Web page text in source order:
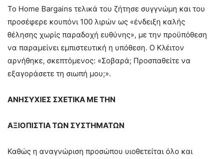
Το Home Bargains τελικά του ζήτησε συγγνώμη και του
προσέφερε κουπόνι 100 λιρών ως «ένδειξη καλής
θέλησης χωρίς παραδοχή ευθύνης», με την προϋπόθεση
να παραμείνει εμπιστευτική η υπόθεση. Ο Κλέιτον
αρνήθηκε, σκεπτόμενος: «Σοβαρά; Προσπαθείτε να
εξαγοράσετε τη σιωπή μου;».
ΑΝΗΣΥΧΙΕΣ ΣΧΕΤΙΚΑ ΜΕ ΤΗΝ
ΑΞΙΟΠΙΣΤΙΑ ΤΩΝ ΣΥΣΤΗΜΑΤΩΝ
Καθώς η αναγνώριση προσώπου υιοθετείται όλο και